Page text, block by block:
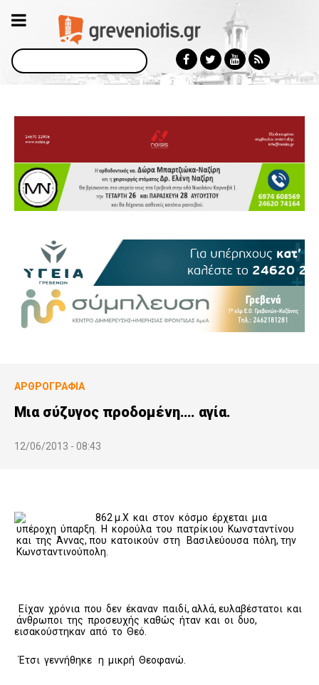
Αναζήτηση
ΑΡΘΡΟΓΡΑΦΊΑ
Μια σύζυγος προδομένη…. αγία.
12/06/2013 - 08:43
862 μ.Χ και στον κόσμο έρχεται μια
υπέροχη ύπαρξη. Η κορούλα του πατρίκιου Κωνσταντίνου
και της Άννας, που κατοικούν στη Βασιλεύουσα πόλη, την
Κωνσταντινούπολη.
Είχαν χρόνια που δεν έκαναν παιδί, αλλά, ευλαβέστατοι και
άνθρωποι της προσευχής καθώς ήταν και οι δυο,
εισακούστηκαν από το Θεό.
Έτσι γεννήθηκε η μικρή Θεοφανώ.